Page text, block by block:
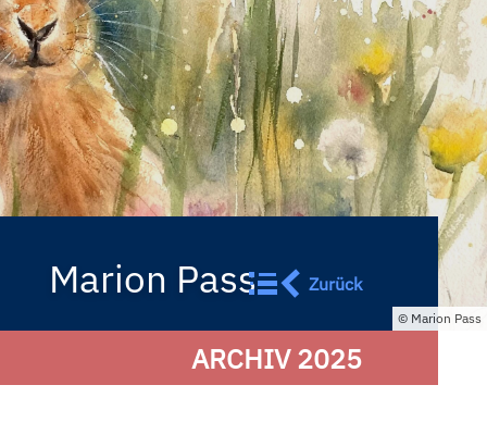
Marion Pass Zurück
ARCHIV 2025
Marion Pass